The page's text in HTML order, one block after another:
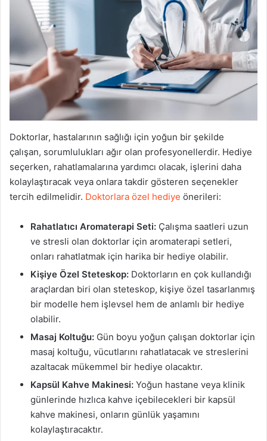
Doktorlar, hastalarının sağlığı için yoğun bir şekilde
çalışan, sorumlulukları ağır olan profesyonellerdir. Hediye
seçerken, rahatlamalarına yardımcı olacak, işlerini daha
kolaylaştıracak veya onlara takdir gösteren seçenekler
tercih edilmelidir. Doktorlara özel hediye önerileri:
Rahatlatıcı Aromaterapi Seti: Çalışma saatleri uzun
ve stresli olan doktorlar için aromaterapi setleri,
onları rahatlatmak için harika bir hediye olabilir.
Kişiye Özel Steteskop: Doktorların en çok kullandığı
araçlardan biri olan steteskop, kişiye özel tasarlanmış
bir modelle hem işlevsel hem de anlamlı bir hediye
olabilir.
Masaj Koltuğu: Gün boyu yoğun çalışan doktorlar için
masaj koltuğu, vücutlarını rahatlatacak ve streslerini
azaltacak mükemmel bir hediye olacaktır.
Kapsül Kahve Makinesi: Yoğun hastane veya klinik
günlerinde hızlıca kahve içebilecekleri bir kapsül
kahve makinesi, onların günlük yaşamını
kolaylaştıracaktır.